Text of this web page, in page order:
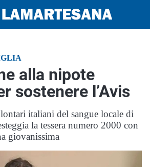
alla nipote
sostenere l’Avis
italiani del sangue locale di
la tessera numero 2000 con
giovanissima